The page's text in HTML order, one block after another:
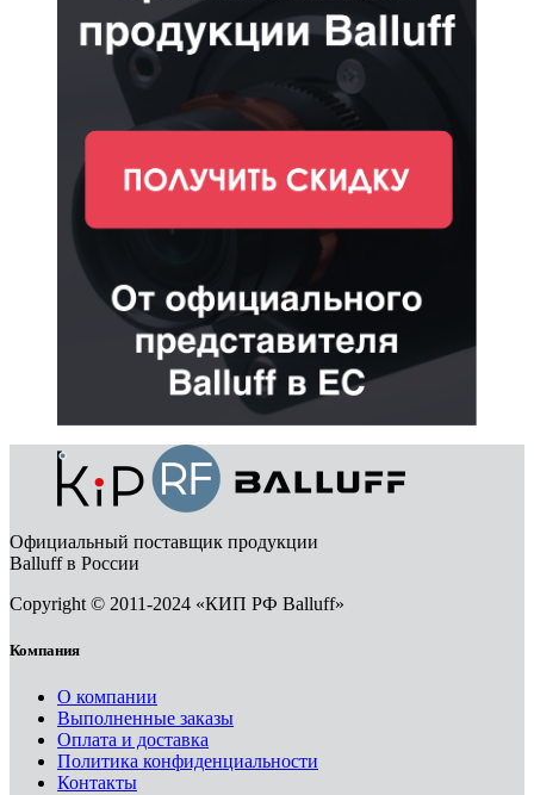
Официальный поставщик продукции
Balluff в России
Copyright © 2011-2024 «КИП РФ Balluff»
Компания
О компании
Выполненные заказы
Оплата и доставка
Политика конфиденциальности
Контакты